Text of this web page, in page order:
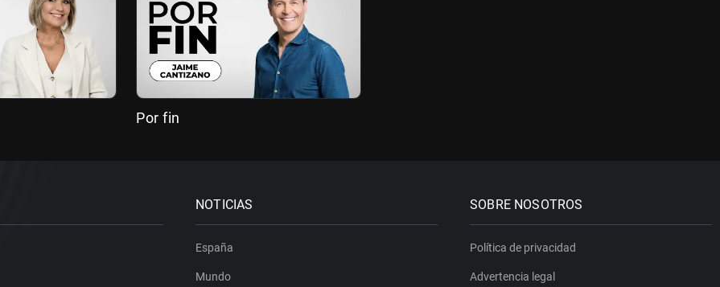
Por fin
NOTICIAS
España
Mundo
SOBRE NOSOTROS
Política de privacidad
Advertencia legal